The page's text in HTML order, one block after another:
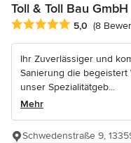
Toll & Toll Bau GmbH
Durchschnittliche
5,0 (8
Ihr Zuverlässiger und
Sanierung die
unser Spezialitätgeb...
Mehr
Schwedenstraße 9,